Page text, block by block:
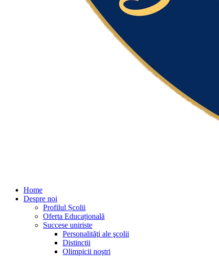
Home
Despre noi
Profilul Școlii
Oferta Educațională
Succese uniriste
Personalităţi ale şcolii
Distincţii
Olimpicii noştri